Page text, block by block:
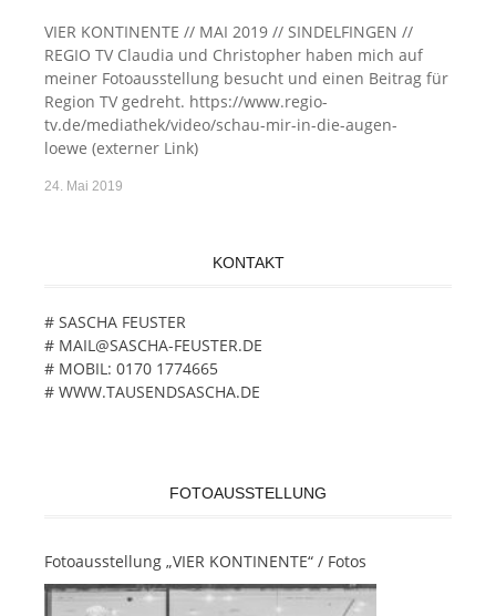
VIER KONTINENTE // MAI 2019 // SINDELFINGEN //
REGIO TV Claudia und Christopher haben mich auf
meiner Fotoausstellung besucht und einen Beitrag für
Region TV gedreht. https://www.regio-
tv.de/mediathek/video/schau-mir-in-die-augen-
loewe (externer Link)
24. Mai 2019
KONTAKT
# SASCHA FEUSTER
# MAIL@SASCHA-FEUSTER.DE
# MOBIL: 0170 1774665
# WWW.TAUSENDSASCHA.DE
FOTOAUSSTELLUNG
Fotoausstellung „VIER KONTINENTE“ / Fotos